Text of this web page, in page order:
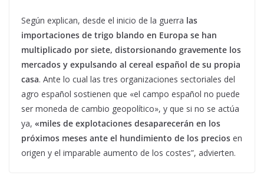
Según explican, desde el inicio de la guerra las
importaciones de trigo blando en Europa se han
multiplicado por siete, distorsionando gravemente los
mercados y expulsando al cereal español de su propia
casa. Ante lo cual las tres organizaciones sectoriales del
agro español sostienen que «el campo español no puede
ser moneda de cambio geopolítico», y que si no se actúa
ya, «miles de explotaciones desaparecerán en los
próximos meses ante el hundimiento de los precios en
origen y el imparable aumento de los costes”, advierten.